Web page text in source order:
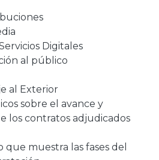
Digitales
al público
al Exterior
sobre el avance y
los contratos adjudicados
que muestra las fases del